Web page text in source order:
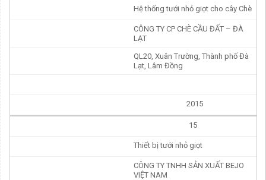
Hệ thống tưới nhỏ giọt cho cây Chè
CÔNG TY CP CHÈ CẦU ĐẤT – ĐÀ
LẠT
QL20, Xuân Trường, Thành phố Đà
Lạt, Lâm Đồng
2015
15
Thiết bị tưới nhỏ giọt
CÔNG TY TNHH SẢN XUẤT BEJO
VIỆT NAM